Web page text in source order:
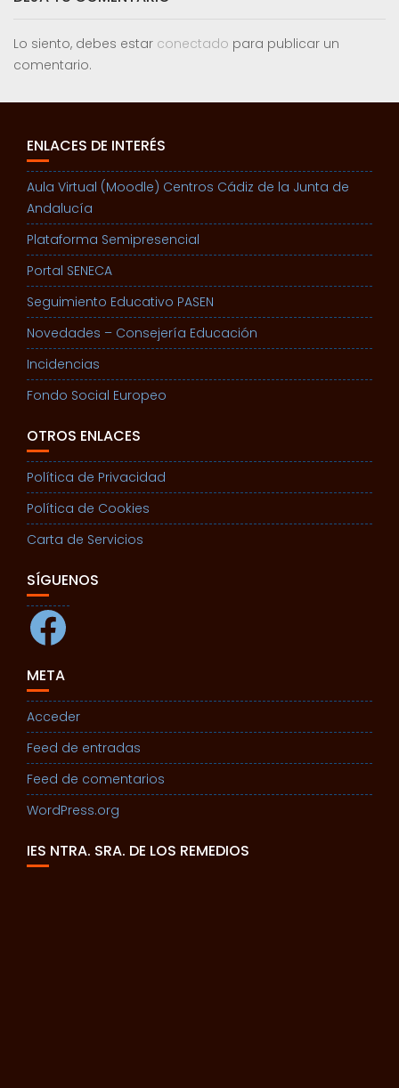
Lo siento, debes estar conectado para publicar un
comentario.
ENLACES DE INTERÉS
Aula Virtual (Moodle) Centros Cádiz de la Junta de
Andalucía
Plataforma Semipresencial
Portal SENECA
Seguimiento Educativo PASEN
Novedades – Consejería Educación
Incidencias
Fondo Social Europeo
OTROS ENLACES
Política de Privacidad
Política de Cookies
Carta de Servicios
SÍGUENOS
Facebook
META
Acceder
Feed de entradas
Feed de comentarios
WordPress.org
IES NTRA. SRA. DE LOS REMEDIOS